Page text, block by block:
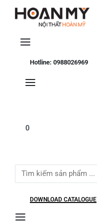
Hotline: 0988026969
0
Search
for:
DOWNLOAD CATALOGUE